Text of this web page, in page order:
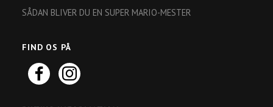
SÅDAN BLIVER DU EN SUPER MARIO-MESTER
FIND OS PÅ